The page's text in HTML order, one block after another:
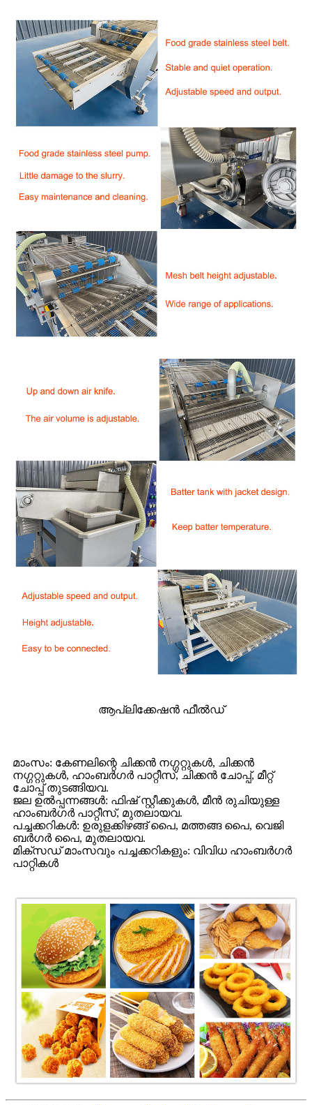
ആപ്ലിക്കേഷൻ ഫീൽഡ്
മാംസം: കേണലിന്റെ ചിക്കൻ നഗ്ഗറ്റുകൾ, ചിക്കൻ
നഗ്ഗറ്റുകൾ, ഹാംബർഗർ പാറ്റീസ്, ചിക്കൻ ചോപ്പ്, മീറ്റ്
ചോപ്പ് തുടങ്ങിയവ.
ജല ഉൽപ്പന്നങ്ങൾ: ഫിഷ് സ്റ്റീക്കുകൾ, മീൻ രുചിയുള്ള
ഹാംബർഗർ പാറ്റീസ്, മുതലായവ.
പച്ചക്കറികൾ: ഉരുളക്കിഴങ്ങ് പൈ, മത്തങ്ങ പൈ, വെജി
ബർഗർ പൈ, മുതലായവ.
മിക്സഡ് മാംസവും പച്ചക്കറികളും: വിവിധ ഹാംബർഗർ
പാറ്റികൾ